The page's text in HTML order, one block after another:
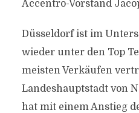
Accentro-Vorstand
Düsseldorf ist im
wieder unter den Top
meisten Verkäufen
Landeshauptstadt von
hat mit einem Anstieg